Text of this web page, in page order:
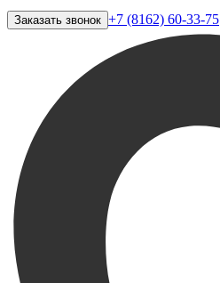
Заказать звонок +7 (8162) 60-33-75